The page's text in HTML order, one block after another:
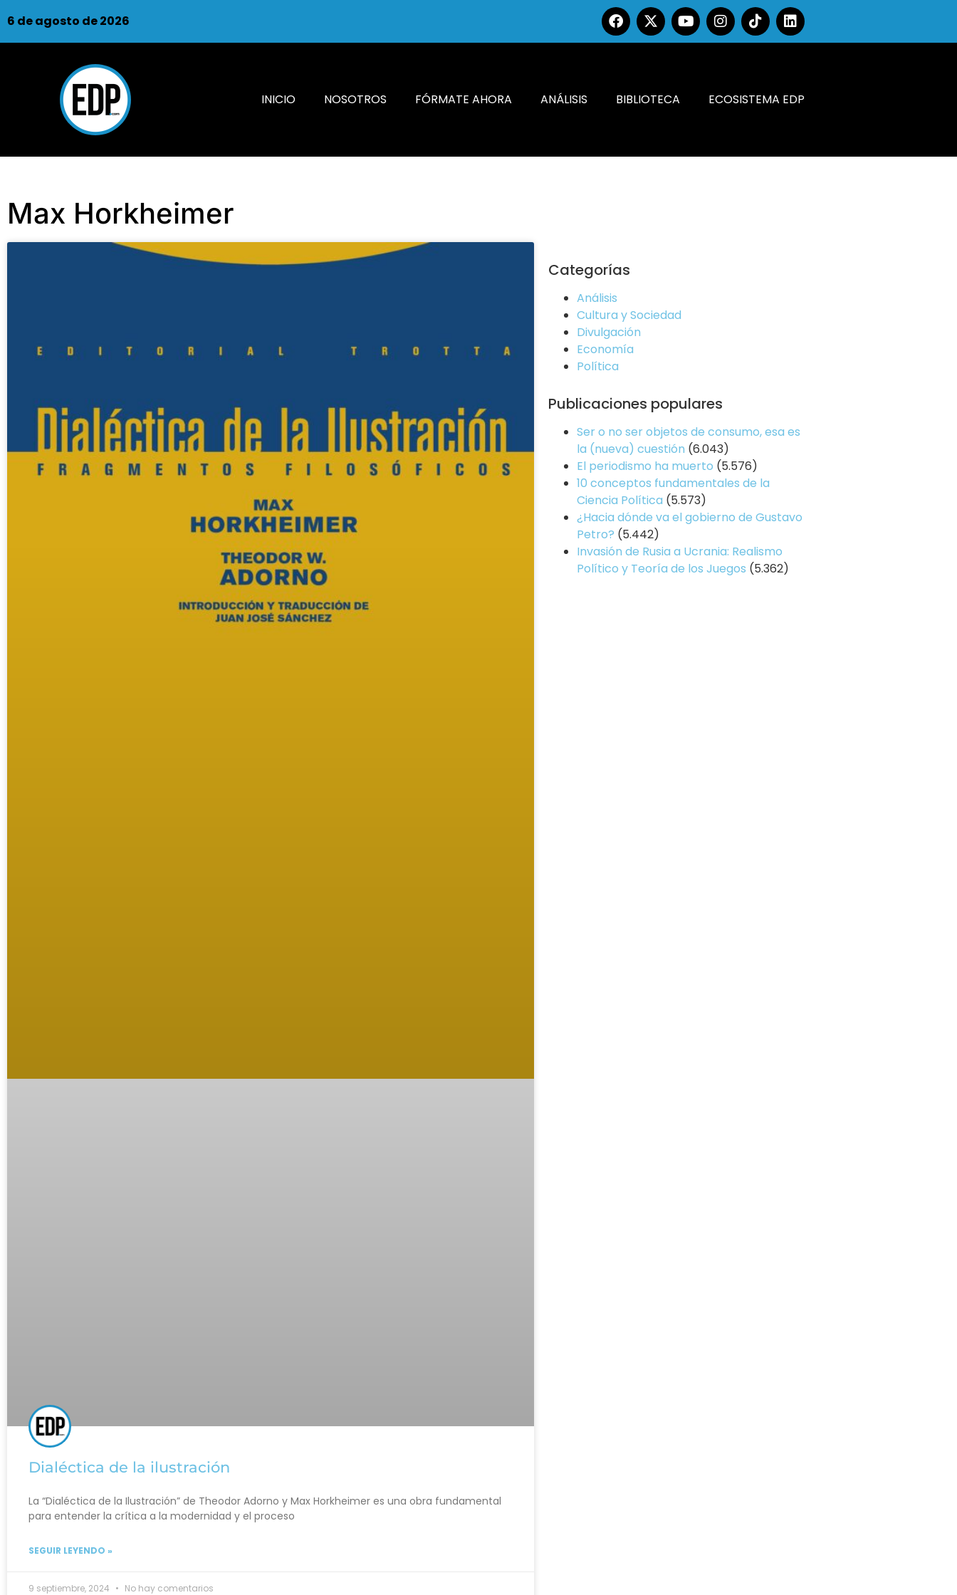
6 de agosto de 2026
INICIO NOSOTROS FÓRMATE AHORA ANÁLISIS BIBLIOTECA ECOSISTEMA EDP
Max Horkheimer
Dialéctica de la ilustración
La “Dialéctica de la Ilustración” de Theodor Adorno y Max Horkheimer es una obra fundamental
para entender la crítica a la modernidad y el proceso
SEGUIR LEYENDO »
9 septiembre, 2024 No hay comentarios
Categorías
Análisis
Cultura y Sociedad
Divulgación
Economía
Política
Publicaciones populares
Ser o no ser objetos de consumo, esa es
la (nueva) cuestión (6.043)
El periodismo ha muerto (5.576)
10 conceptos fundamentales de la
Ciencia Política (5.573)
¿Hacia dónde va el gobierno de Gustavo
Petro? (5.442)
Invasión de Rusia a Ucrania: Realismo
Político y Teoría de los Juegos (5.362)